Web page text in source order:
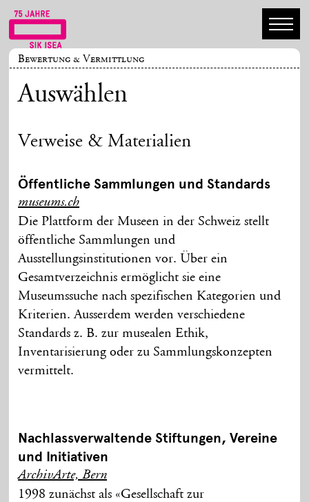
Bewertung & Vermittlung
Auswählen
Verweise & Materialien
Öffentliche Sammlungen und Standards
museums.ch
Die Plattform der Museen in der Schweiz stellt
öffentliche Sammlungen und
Ausstellungsinstitutionen vor. Über ein
Gesamtverzeichnis ermöglicht sie eine
Museumssuche nach spezifischen Kategorien und
Kriterien. Ausserdem werden verschiedene
Standards z. B. zur musealen Ethik,
Inventarisierung oder zu Sammlungskonzepten
vermittelt.
Nachlassverwaltende Stiftungen, Vereine
und Initiativen
ArchivArte, Bern
1998 zunächst als «Gesellschaft zur